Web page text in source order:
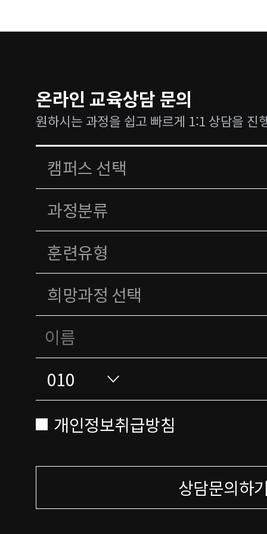
온라인 교육상담 문의
원하시는 과정을 쉽고 빠르게 1:1 상담을 진
개인정보취급방침
상담문의하